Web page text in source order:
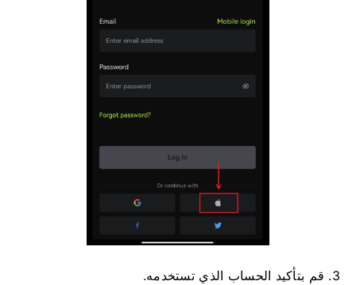
3. قم بتأكيد الحساب الذي تستخدمه.